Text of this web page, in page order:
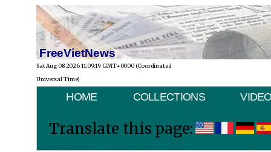
FreeVietNews
Sat Aug 08 2026 11:09:19 GMT+0000 (Coordinated
Universal Time)
HOME COLLECTIONS
Translate this page: